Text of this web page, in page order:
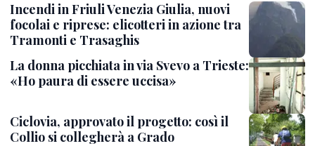
Incendi in Friuli Venezia Giulia, nuovi
focolai e riprese: elicotteri in azione tra
Tramonti e Trasaghis
La donna picchiata in via Svevo a Trieste:
«Ho paura di essere uccisa»
Ciclovia, approvato il progetto: così il
Collio si collegherà a Grado